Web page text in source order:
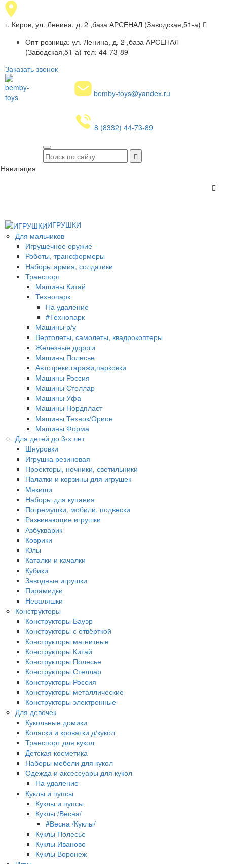
г. Киров, ул. Ленина, д. 2 ,база АРСЕНАЛ (Заводская,51-а)
Опт-розница: ул. Ленина, д. 2 ,база АРСЕНАЛ
(Заводская,51-а) тел: 44-73-89
Заказать звонок
bemby-toys@yandex.ru
8 (8332) 44-73-89
Навигация
ИГРУШКИ
Для мальчиков
Игрушечное оружие
Роботы, трансформеры
Наборы армия, солдатики
Транспорт
Машины Китай
Технопарк
На удаление
#Технопарк
Машины р/у
Вертолеты, самолеты, квадрокоптеры
Железные дороги
Машины Полесье
Автотреки,гаражи,парковки
Машины Россия
Машины Стеллар
Машины Уфа
Машины Нордпласт
Машины Технок/Орион
Машины Форма
Для детей до 3-х лет
Шнуровки
Игрушка резиновая
Проекторы, ночники, светильники
Палатки и корзины для игрушек
Мякиши
Наборы для купания
Погремушки, мобили, подвески
Развивающие игрушки
Азбукварик
Коврики
Юлы
Каталки и качалки
Кубики
Заводные игрушки
Пирамидки
Неваляшки
Конструкторы
Конструкторы Бауэр
Конструкторы с отвёрткой
Конструкторы магнитные
Конструкторы Китай
Конструкторы Полесье
Конструкторы Стеллар
Конструкторы Россия
Конструкторы металлические
Конструкторы электронные
Для девочек
Кукольные домики
Коляски и кроватки д/кукол
Транспорт для кукол
Детская косметика
Наборы мебели для кукол
Одежда и аксессуары для кукол
На удаление
Куклы и пупсы
Куклы и пупсы
Куклы /Весна/
#Весна /Куклы/
Куклы Полесье
Куклы Иваново
Куклы Воронеж